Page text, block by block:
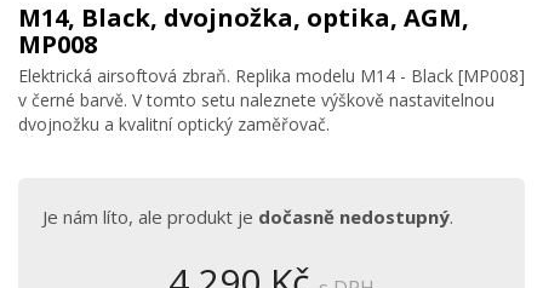
M14, Black, dvojnožka, optika, AGM,
MP008
Elektrická airsoftová zbraň. Replika modelu M14 - Black [MP008]
v černé barvě. V tomto setu naleznete výškově nastavitelnou
dvojnožku a kvalitní optický zaměřovač.
Je nám líto, ale produkt je dočasně nedostupný.